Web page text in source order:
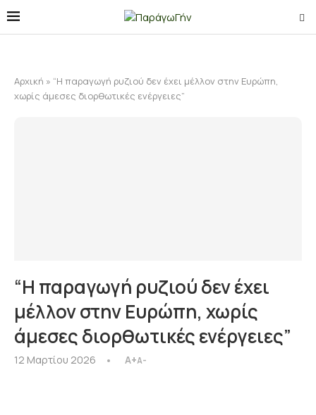
Αρχική » “H παραγωγή ρυζιού δεν έχει μέλλον στην Ευρώπη,
χωρίς άμεσες διορθωτικές ενέργειες”
“H παραγωγή ρυζιού δεν έχει
μέλλον στην Ευρώπη, χωρίς
άμεσες διορθωτικές ενέργειες”
12 Μαρτίου 2026 A+A-